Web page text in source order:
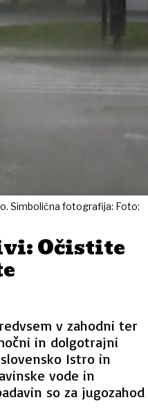
Simbolična fotografija: Foto:
Očistite
v zahodni ter
in dolgotrajni
Istro in
vode in
so za jugozahod